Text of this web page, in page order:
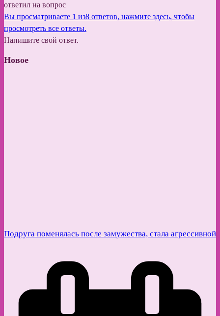
ответил на вопрос
Вы просматриваете 1 из8 ответов, нажмите здесь, чтобы
просмотреть все ответы.
Напишите свой ответ.
Новое
Подруга поменялась после замужества, стала агрессивной